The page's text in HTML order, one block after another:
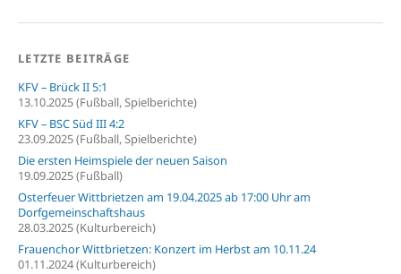
LETZTE BEITRÄGE
KFV – Brück II 5:1
13.10.2025 (Fußball, Spielberichte)
KFV – BSC Süd III 4:2
23.09.2025 (Fußball, Spielberichte)
Die ersten Heimspiele der neuen Saison
19.09.2025 (Fußball)
Osterfeuer Wittbrietzen am 19.04.2025 ab 17:00 Uhr am
Dorfgemeinschaftshaus
28.03.2025 (Kulturbereich)
Frauenchor Wittbrietzen: Konzert im Herbst am 10.11.24
01.11.2024 (Kulturbereich)